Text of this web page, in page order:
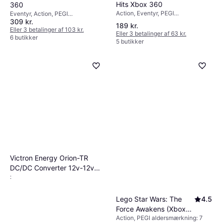
360
Eventyr, Action, PEGI
aldersmærkning: 7
309 kr.
Eller 3 betalinger af 103 kr.
6 butikker
Hits Xbox 360
Action, Eventyr, PEGI
189 kr.
Eller 3 betalinger af 63 kr.
5 butikker
Victron Energy Orion-TR
DC/DC Converter 12v-12v
9Ah (12,2v output)
:
Lego Star Wars: The
Force Awakens (Xbox
360)
4.5
Action, PEGI aldersmærkning: 7